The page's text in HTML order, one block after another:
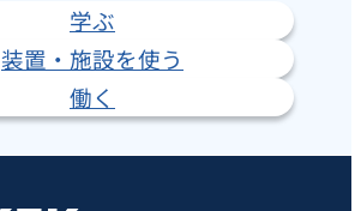
学ぶ
装置・施設を使う
働く